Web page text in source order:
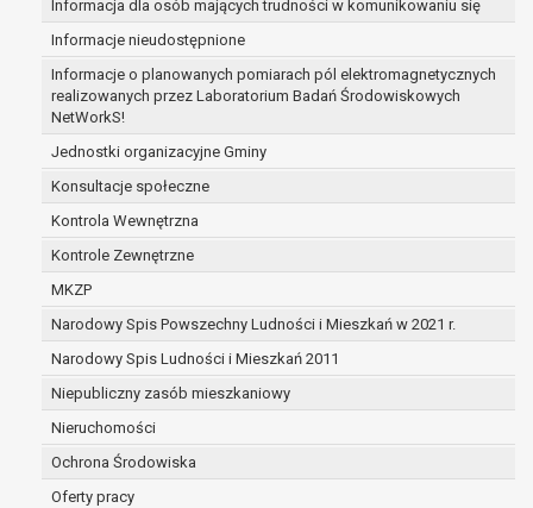
Informacja dla osób mających trudności w komunikowaniu się
Informacje nieudostępnione
Informacje o planowanych pomiarach pól elektromagnetycznych
realizowanych przez Laboratorium Badań Środowiskowych
NetWorkS!
Jednostki organizacyjne Gminy
Konsultacje społeczne
Kontrola Wewnętrzna
Kontrole Zewnętrzne
MKZP
Narodowy Spis Powszechny Ludności i Mieszkań w 2021 r.
Narodowy Spis Ludności i Mieszkań 2011
Niepubliczny zasób mieszkaniowy
Nieruchomości
Ochrona Środowiska
Oferty pracy
zabezpieczenia ewentualnych roszczeń, a w
przypadku wyrażenia zgody na przetwarzanie
danych po zakończeniu i rozliczeniu umowy, do
czasu wycofania tej zgody.
Ponadto w przypadku umów o dofinansowanie
dane osobowe od momentu pozyskania
przechowywane są przez okres wynikający z
umowy o dofinansowanie zawartej między
beneficjentem a określoną instytucją, trwałości
danego projektu i konieczności zachowania
dokumentacji projektu do celów kontrolnych.
W związku z przetwarzaniem przez
administratora danych osobowych przysługuje
Pani/Panu:
prawo dostępu do treści danych oraz
otrzymywania ich kopii na podstawie art. 15
RODO;
prawo do żądania sprostowania danych na